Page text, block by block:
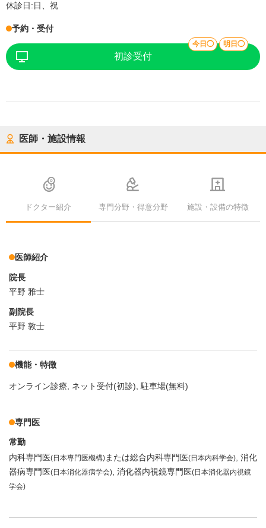
休診日:日、祝
予約・受付
初診受付
今日◯ 明日◯
医師・施設情報
ドクター紹介 専門分野・得意分野 施設・設備の特徴
医師紹介
院長
平野 雅士
副院長
平野 敦士
機能・特徴
オンライン診療 ネット受付(初診) 駐車場(無料)
専門医
常勤
内科専門医(日本専門医機構)または総合内科専門医(日本内科学会) 消化
器病専門医(日本消化器病学会) 消化器内視鏡専門医(日本消化器内視鏡
学会)